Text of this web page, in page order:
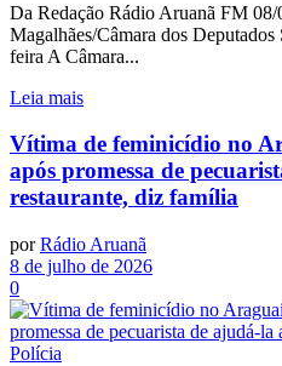
Da Redação Rádio Aruanã FM
Magalhães/Câmara dos Deputados
feira A Câmara...
Leia mais
Vítima de feminicídio no
após promessa de
restaurante, diz família
por Rádio Aruanã
8 de julho de 2026
0
Polícia